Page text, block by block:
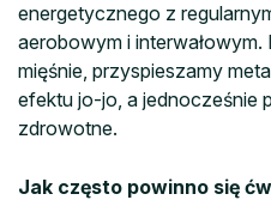
energetycznego z
aerobowym i
mięśnie, przyspieszamy
efektu jo-jo, a jednocześnie
zdrowotne.
Jak często powinno się